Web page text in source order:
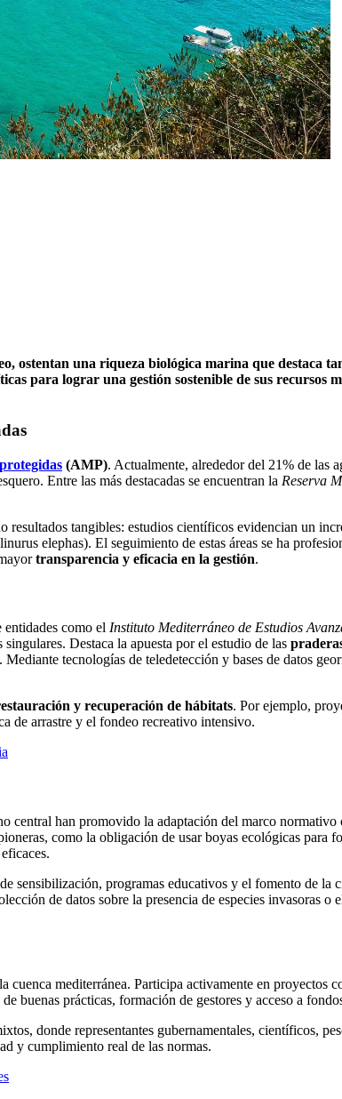
ostentan una riqueza biológica marina que destaca
para lograr una gestión sostenible de sus
(AMP). Actualmente, alrededor del 21% de las
Entre las más destacadas se encuentran la Reserva
tangibles: estudios científicos evidencian un
elephas). El seguimiento de estas áreas se ha
transparencia y eficacia en la gestión.
entidades como el Instituto Mediterráneo de Estudios
Destaca la apuesta por el estudio de las
tecnologías de teledetección y bases de datos
y recuperación de hábitats. Por ejemplo,
de arrastre y el fondeo recreativo intensivo.
central han promovido la adaptación del marco normativo
como la obligación de usar boyas ecológicas para
sensibilización, programas educativos y el fomento de
de datos sobre la presencia de especies invasoras
cuenca mediterránea. Participa activamente en proyectos
buenas prácticas, formación de gestores y acceso a
donde representantes gubernamentales, científicos,
y cumplimiento real de las normas.